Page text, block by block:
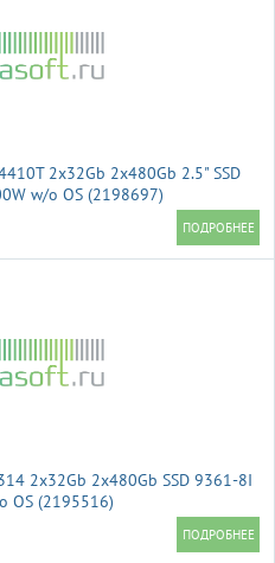
2x32Gb 2x480Gb 2.5" SSD
w/o OS (2198697)
2x32Gb 2x480Gb SSD 9361-8I
OS (2195516)